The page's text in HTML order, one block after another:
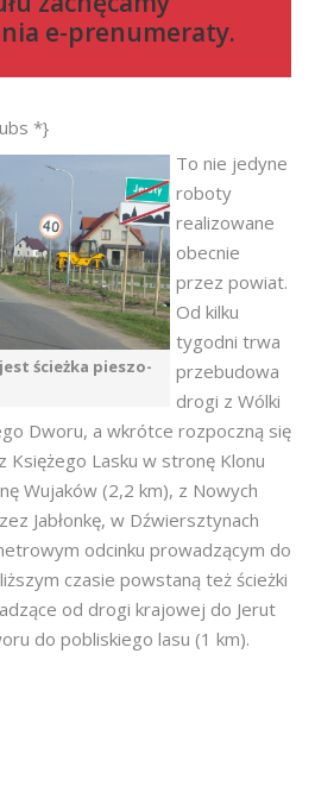
e-prenumeraty.
*}
ścieżka pieszo-
To nie jedyne
roboty
realizowane
obecnie
przez powiat.
Od kilku
tygodni trwa
przebudowa
drogi z Wólki
Dworu, a wkrótce rozpoczną się
Księżego Lasku w stronę Klonu
Wujaków (2,2 km), z Nowych
Jabłonkę, w Dźwiersztynach
odcinku prowadzącym do
czasie powstaną też ścieżki
od drogi krajowej do Jerut
do pobliskiego lasu (1 km).